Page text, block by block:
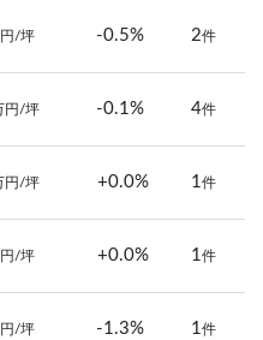
円/坪 -0.5% 2件
円/坪 -0.1% 4件
円/坪 +0.0% 1件
円/坪 +0.0% 1件
円/坪 -1.3% 1件